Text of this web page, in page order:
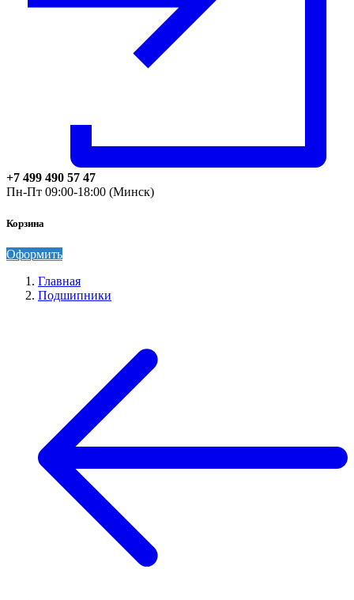
+7 499 490 57 47
Пн-Пт 09:00-18:00 (Минск)
Корзина
Оформить
Главная
Подшипники